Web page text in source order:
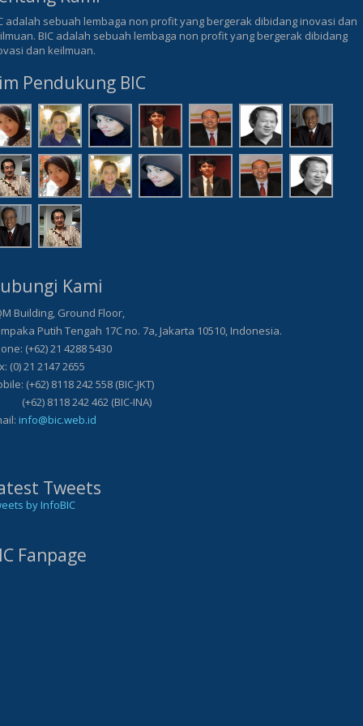
adalah sebuah lembaga non profit yang bergerak dibidang inovasi dan
BIC adalah sebuah lembaga non profit yang bergerak dibidang
dan keilmuan.
Pendukung BIC
Kami
Building, Ground Floor,
Putih Tengah 17C no. 7a, Jakarta 10510, Indonesia.
(+62) 21 4288 5430
(0) 21 2147 2655
(+62) 8118 242 558 (BIC-JKT)
8118 242 462 (BIC-INA)
info@bic.web.id
Tweets
by InfoBIC
Fanpage